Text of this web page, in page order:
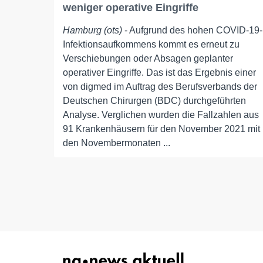
weniger operative Eingriffe
Hamburg (ots) - Aufgrund des hohen COVID-19-
Infektionsaufkommens kommt es erneut zu
Verschiebungen oder Absagen geplanter
operativer Eingriffe. Das ist das Ergebnis einer
von digmed im Auftrag des Berufsverbands der
Deutschen Chirurgen (BDC) durchgeführten
Analyse. Verglichen wurden die Fallzahlen aus
91 Krankenhäusern für den November 2021 mit
den Novembermonaten ...